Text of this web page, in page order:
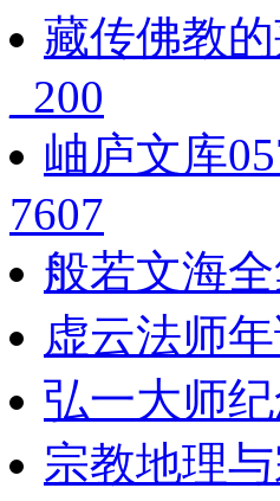
藏传佛教
_200
岫庐文库
7607
般若文海
虚云法师
弘一大师
宗教地理